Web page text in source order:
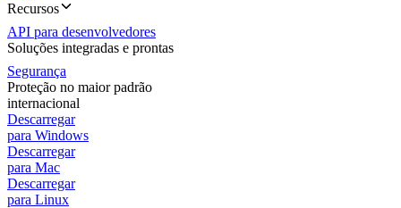
Recursos
API para desenvolvedores
Soluções integradas e prontas
Segurança
Proteção no maior padrão
internacional
Descarregar
para Windows
Descarregar
para Mac
Descarregar
para Linux